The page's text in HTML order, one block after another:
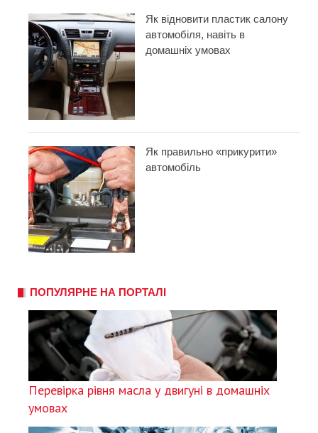
Як відновити пластик салону
автомобіля, навіть в
домашніх умовах
Як правильно «прикурити»
автомобіль
ПОПУЛЯРНЕ НА ПОРТАЛІ
Перевірка рівня масла у двигуні в домашніх
умовах